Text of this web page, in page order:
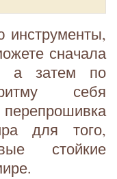
инструменты,
сначала
а затем по
себя
для того,
стойкие